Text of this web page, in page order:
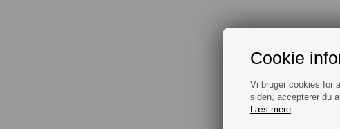
Cookie
Vi bruger cookies for
siden, accepterer du
Læs mere